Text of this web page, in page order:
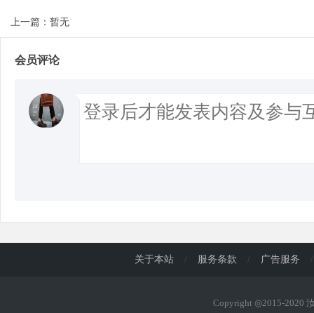
上一篇：暂无
会员评论
关于本站 / 服务条款 / 广告服务 /
Copyright ◎2015-2020